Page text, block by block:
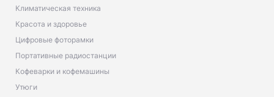
Климатическая техника
Красота и здоровье
Цифровые фоторамки
Портативные радиостанции
Кофеварки и кофемашины
Утюги